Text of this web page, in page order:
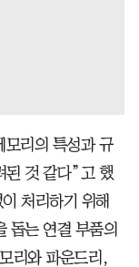
모리의 특성과 규
된 것 같다”고 했
처리하기 위해
돕는 연결 부품의
리와 파운드리,